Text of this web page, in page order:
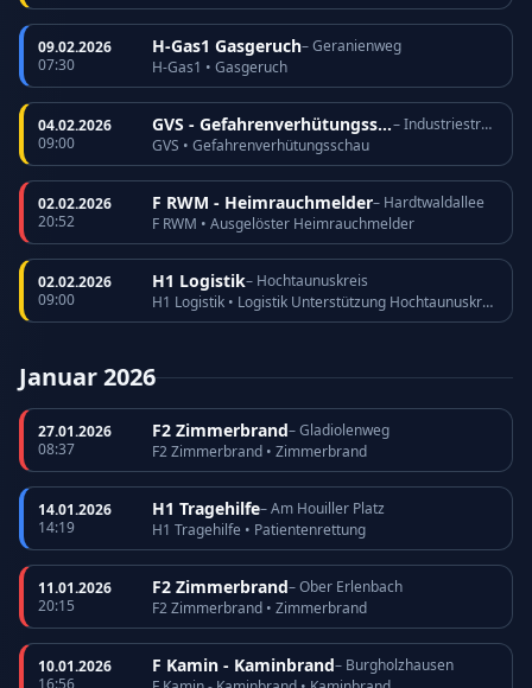
09.02.2026
07:30
H-Gas1 Gasgeruch– Geranienweg
H-Gas1 • Gasgeruch
04.02.2026
09:00
GVS - Gefahrenverhütungsschau
– Industriestraße
GVS • Gefahrenverhütungsschau
02.02.2026
20:52
F RWM - Heimrauchmelder– Hardtwaldallee
F RWM • Ausgelöster Heimrauchmelder
02.02.2026
09:00
H1 Logistik– Hochtaunuskreis
H1 Logistik • Logistik Unterstützung Hochtaunuskreis
Januar 2026
27.01.2026
08:37
F2 Zimmerbrand– Gladiolenweg
F2 Zimmerbrand • Zimmerbrand
14.01.2026
14:19
H1 Tragehilfe– Am Houiller Platz
H1 Tragehilfe • Patientenrettung
11.01.2026
20:15
F2 Zimmerbrand– Ober Erlenbach
F2 Zimmerbrand • Zimmerbrand
10.01.2026
16:56
F Kamin - Kaminbrand– Burgholzhausen